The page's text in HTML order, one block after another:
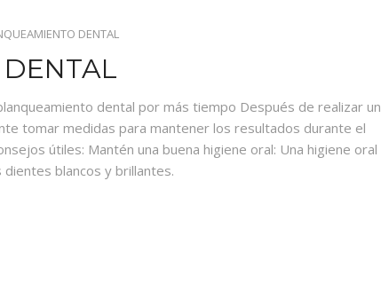
DENTAL
dental por más tiempo Después de realizar un
tomar medidas para mantener los resultados durante el
útiles: Mantén una buena higiene oral: Una higiene oral
blancos y brillantes.